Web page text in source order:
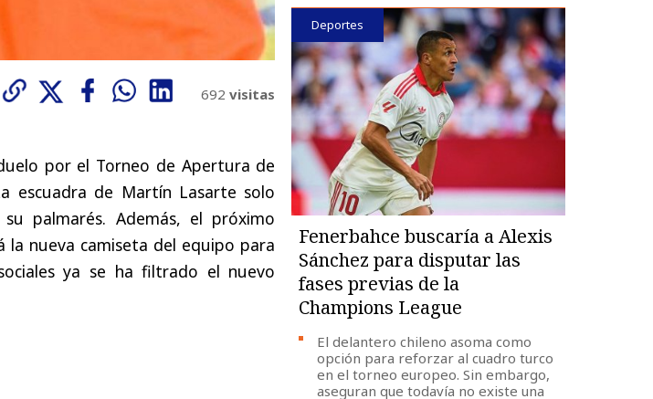
692 visitas
por el Torneo de Apertura de
escuadra de Martín Lasarte solo
palmarés. Además, el próximo
la nueva camiseta del equipo para
ya se ha filtrado el nuevo
Deportes
Fenerbahce buscaría a Alexis
Sánchez para disputar las
fases previas de la
Champions League
El delantero chileno asoma como
opción para reforzar al cuadro turco
en el torneo europeo. Sin embargo,
aseguran que todavía no existe una